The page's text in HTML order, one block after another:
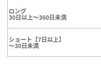
ロング
30日以上～360日未満
ショート【7日以上】
～30日未満